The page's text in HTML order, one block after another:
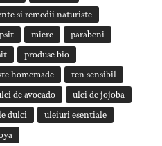
si remedii naturiste
miere parabeni
produse bio
homemade ten sensibil
de avocado ulei de jojoba
dulci uleiuri esentiale